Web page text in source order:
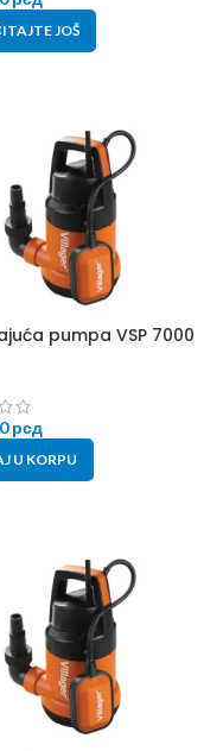
JOŠ
pumpa VSP 7000
рсд
U KORPU